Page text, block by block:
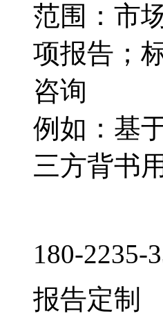
范围：市
项报告；
咨询
例如：基
三方背书
180-2235-
报告定制